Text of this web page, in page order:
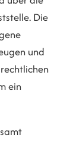
Die
und
ein